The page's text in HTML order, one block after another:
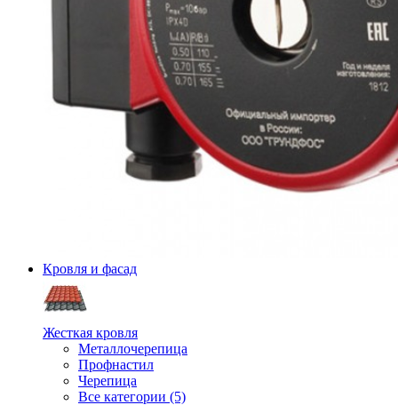
Кровля и фасад
Жесткая кровля
Металлочерепица
Профнастил
Черепица
Все категории (5)